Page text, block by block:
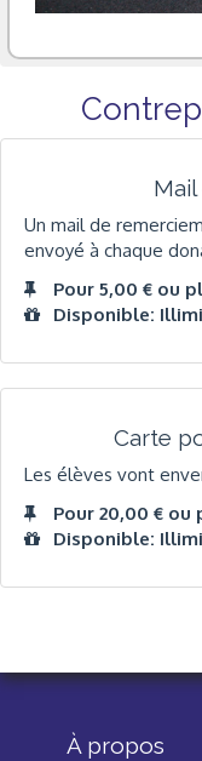
Un mail de
envoyé à chaque
Pour 5,00 € ou
Disponible:
Carte
Les élèves vont
Pour 20,00 € ou
Disponible:
À propos